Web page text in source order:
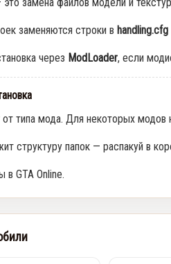
заменяются строки в handling.cfg
через ModLoader, если
от типа мода. Для некоторых
структуру папок — распакуй в
в GTA Online.